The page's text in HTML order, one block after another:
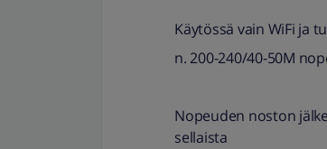
Käytössä vain WiFi ja
n. 200-240/40-50M
Nopeuden noston
sellaista